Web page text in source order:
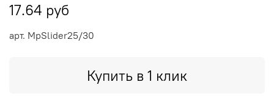
арт. MpSlider25/30
17.64 руб
Купить в 1 клик